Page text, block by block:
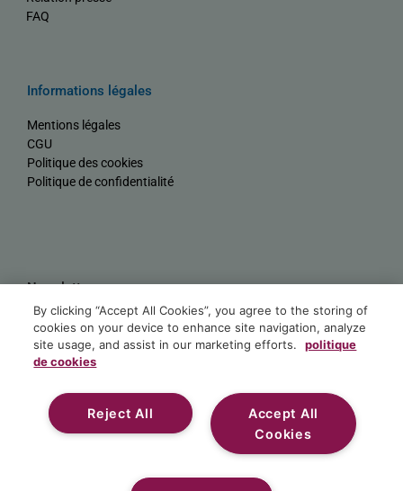
FAQ
Informations légales
Mentions légales
CGU
Politique des cookies
Politique de confidentialité
Newsletter
Nom
E-mail
S'ABONNER
© 2023 Réalisé par Sidney (DCH)
By clicking “Accept All Cookies”, you agree to the storing of
cookies on your device to enhance site navigation, analyze
site usage, and assist in our marketing efforts.
politique
de cookies
Accept All
Cookies
Reject All